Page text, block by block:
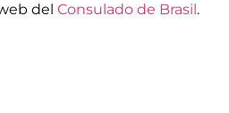
del Consulado de Brasil.